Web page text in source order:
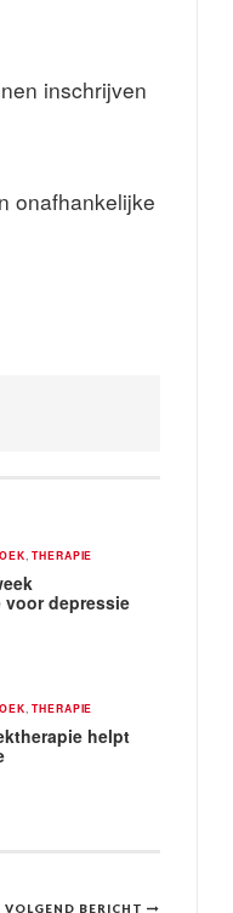
inschrijven
onafhankelijke
,THERAPIE
depressie
,THERAPIE
helpt
VOLGEND BERICHT